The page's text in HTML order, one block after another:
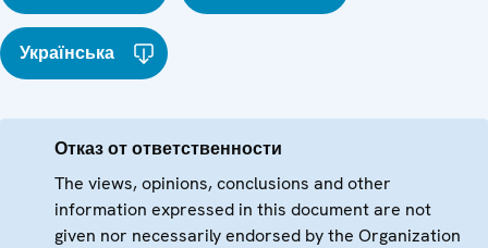
Українська
Отказ от ответственности
The views, opinions, conclusions and other
information expressed in this document are not
given nor necessarily endorsed by the Organization